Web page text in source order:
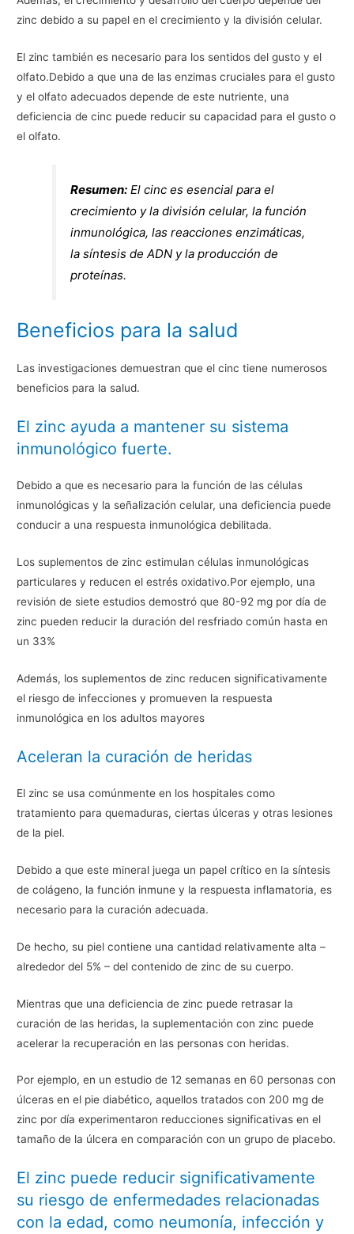
zinc debido a su papel en el crecimiento y la división celular.
El zinc también es necesario para los sentidos del gusto y el
olfato.Debido a que una de las enzimas cruciales para el gusto
y el olfato adecuados depende de este nutriente, una
deficiencia de cinc puede reducir su capacidad para el gusto o
el olfato.
Resumen: El cinc es esencial para el
crecimiento y la división celular, la función
inmunológica, las reacciones enzimáticas,
la síntesis de ADN y la producción de
proteínas.
Beneficios para la salud
Las investigaciones demuestran que el cinc tiene numerosos
beneficios para la salud.
El zinc ayuda a mantener su sistema
inmunológico fuerte.
Debido a que es necesario para la función de las células
inmunológicas y la señalización celular, una deficiencia puede
conducir a una respuesta inmunológica debilitada.
Los suplementos de zinc estimulan células inmunológicas
particulares y reducen el estrés oxidativo.Por ejemplo, una
revisión de siete estudios demostró que 80-92 mg por día de
zinc pueden reducir la duración del resfriado común hasta en
un 33%
Además, los suplementos de zinc reducen significativamente
el riesgo de infecciones y promueven la respuesta
inmunológica en los adultos mayores
Aceleran la curación de heridas
El zinc se usa comúnmente en los hospitales como
tratamiento para quemaduras, ciertas úlceras y otras lesiones
de la piel.
Debido a que este mineral juega un papel crítico en la síntesis
de colágeno, la función inmune y la respuesta inflamatoria, es
necesario para la curación adecuada.
De hecho, su piel contiene una cantidad relativamente alta –
alrededor del 5% – del contenido de zinc de su cuerpo.
Mientras que una deficiencia de zinc puede retrasar la
curación de las heridas, la suplementación con zinc puede
acelerar la recuperación en las personas con heridas.
Por ejemplo, en un estudio de 12 semanas en 60 personas con
úlceras en el pie diabético, aquellos tratados con 200 mg de
zinc por día experimentaron reducciones significativas en el
tamaño de la úlcera en comparación con un grupo de placebo.
El zinc puede reducir significativamente
su riesgo de enfermedades relacionadas
con la edad, como neumonía, infección y